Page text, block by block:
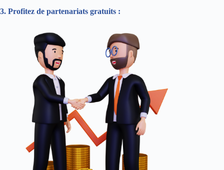
3. Profitez de partenariats gratuits :